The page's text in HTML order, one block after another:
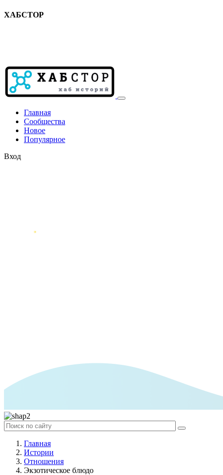
ХАБСТОР
Главная
Сообщества
Новое
Популярное
Вход
Главная
Истории
Отношения
Экзотическое блюдо